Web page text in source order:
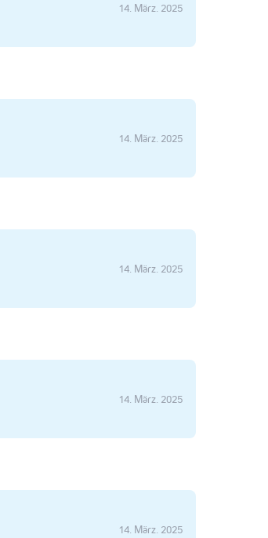
14. März. 2025
14. März. 2025
14. März. 2025
14. März. 2025
14. März. 2025